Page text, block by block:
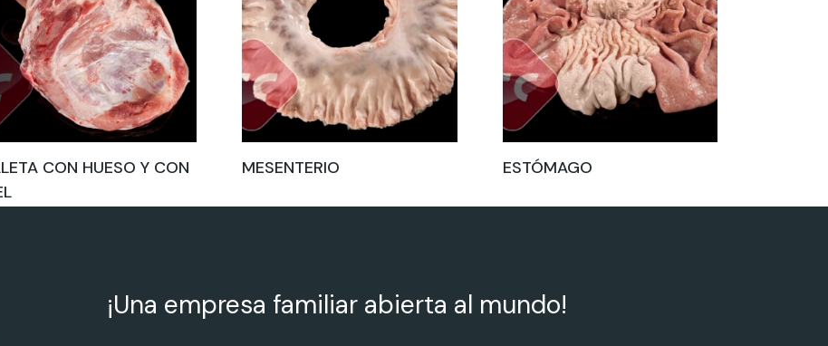
CON HUESO Y CON
MESENTERIO ESTÓMAGO
¡Una empresa familiar abierta al mundo!